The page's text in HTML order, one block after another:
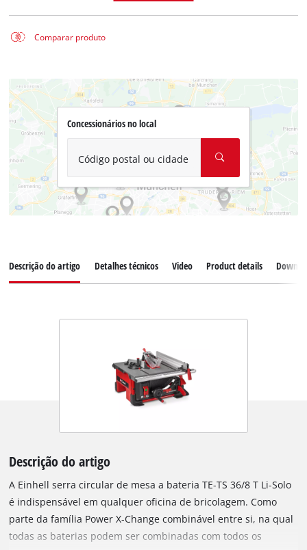
Comparar produto
Concessionários no local
Código postal ou cidade
Descrição do artigo Detalhes técnicos Video Product details
Descrição do artigo
A Einhell serra circular de mesa a bateria TE-TS 36/8 T Li-Solo
é indispensável em qualquer oficina de bricolagem. Como
parte da família Power X-Change combinável entre si, na qual
todas as baterias podem ser combinadas com todos os